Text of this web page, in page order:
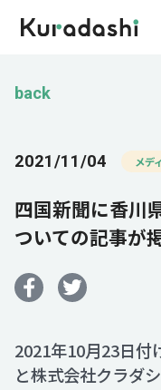
Top
Service
Food
Energy
Impact
Company
IR
back
2021/11/04 メデ
四国新聞に香川
ついての記事が
2021年10月23日付
と株式会社クラダ